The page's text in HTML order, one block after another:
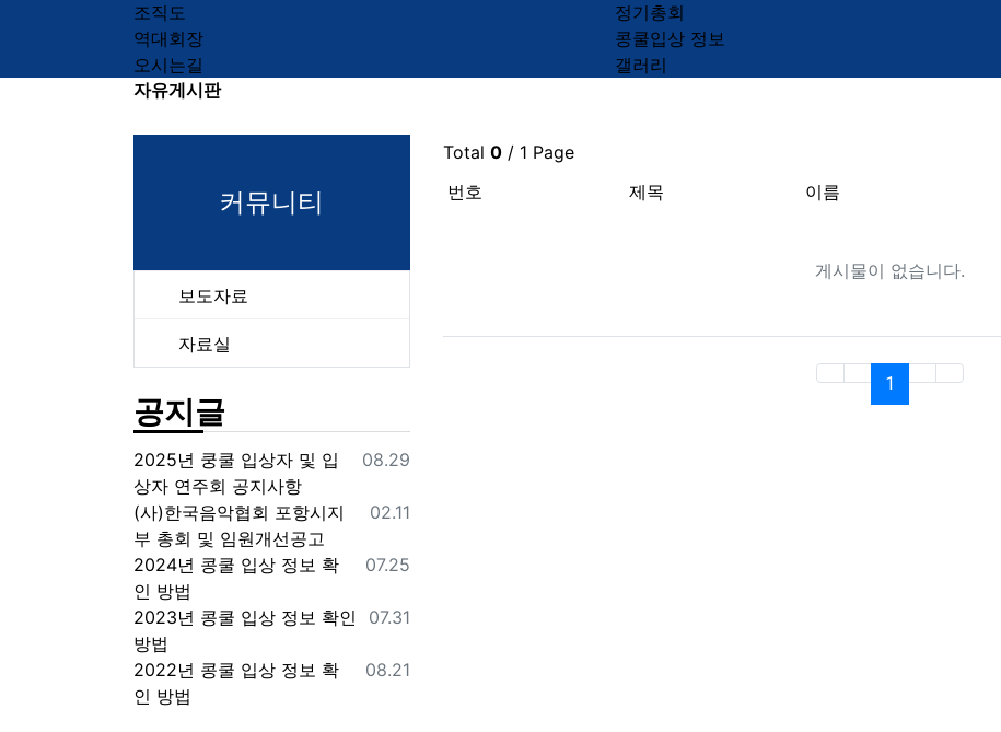
조직도
역대회장
오시는길
정기총회
콩쿨입상 정보
갤러리
자유게시판
Total 0/ 1 Page
번호
제목 이름
게시물이 없습니다.
1 (current)
커뮤니티
보도자료
자료실
공지글
등록일
08.29
2025년 쿵쿨 입상자 및 입
상자 연주회 공지사항
등록일
02.11
(사)한국음악협회 포항시지
부 총회 및 임원개선공고
등록일
07.25
2024년 콩쿨 입상 정보 확
인 방법
등록일
07.31
2023년 콩쿨 입상 정보 확인
방법
등록일
08.21
2022년 콩쿨 입상 정보 확
인 방법